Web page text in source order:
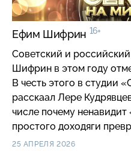
Ефим Шифрин 16+
Советский и
Шифрин в этом году
В честь этого в студии
расскаал Лере
числе почему
простого доходяги
герой и подробности
25 АПРЕЛЯ 2026